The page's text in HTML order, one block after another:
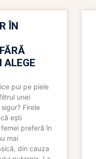
ÎN
ALEGE
pui pe piele
unei
Firele
ești
preferă în
mai
din cauza